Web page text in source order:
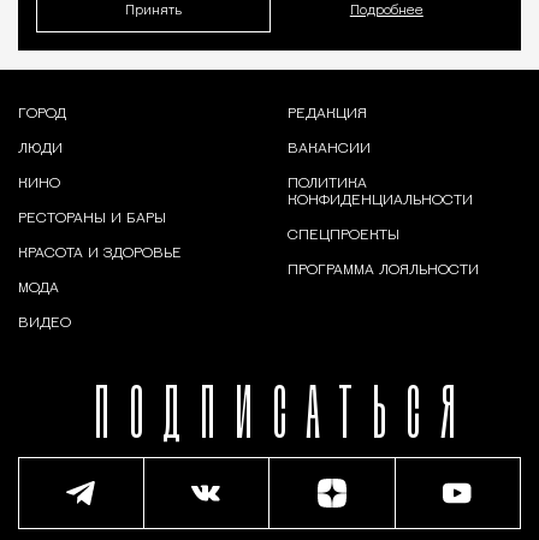
Принять Подробнее
ПОДПИСАТЬСЯ
ГОРОД
ЛЮДИ
КИНО
РЕСТОРАНЫ И БАРЫ
КРАСОТА И ЗДОРОВЬЕ
МОДА
ВИДЕО
РЕДАКЦИЯ
ВАКАНСИИ
ПОЛИТИКА
КОНФИДЕНЦИАЛЬНОСТИ
СПЕЦПРОЕКТЫ
ПРОГРАММА ЛОЯЛЬНОСТИ